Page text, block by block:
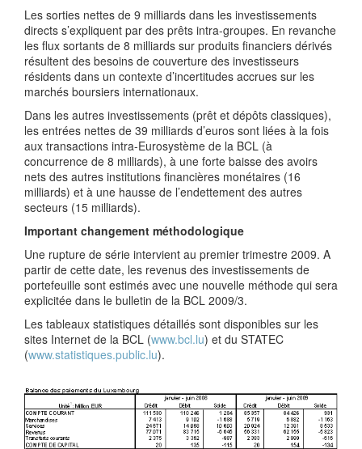
Les sorties nettes de 9 milliards dans les investissements
directs s’expliquent par des prêts intra-groupes. En revanche
les flux sortants de 8 milliards sur produits financiers dérivés
résultent des besoins de couverture des investisseurs
résidents dans un contexte d’incertitudes accrues sur les
marchés boursiers internationaux.
Dans les autres investissements (prêt et dépôts classiques),
les entrées nettes de 39 milliards d’euros sont liées à la fois
aux transactions intra-Eurosystème de la BCL (à
concurrence de 8 milliards), à une forte baisse des avoirs
nets des autres institutions financières monétaires (16
milliards) et à une hausse de l’endettement des autres
secteurs (15 milliards).
Important changement méthodologique
Une rupture de série intervient au premier trimestre 2009. A
partir de cette date, les revenus des investissements de
portefeuille sont estimés avec une nouvelle méthode qui sera
explicitée dans le bulletin de la BCL 2009/3.
Les tableaux statistiques détaillés sont disponibles sur les
sites Internet de la BCL (www.bcl.lu) et du STATEC
(www.statistiques.public.lu).